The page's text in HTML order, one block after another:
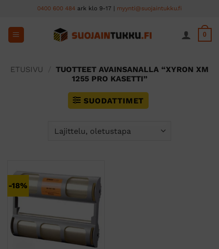
content
0400 600 484 ark klo 9-17 | myynti@suojaintukku.fi
0
ETUSIVU
TUOTTEET AVAINSANALLA “XYRON XM
1255 PRO KASETTI”
SUODATTIMET
-18%